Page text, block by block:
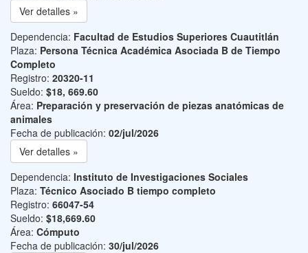
Ver detalles »
Dependencia: Facultad de Estudios Superiores Cuautitlán
Plaza: Persona Técnica Académica Asociada B de Tiempo
Completo
Registro: 20320-11
Sueldo: $18, 669.60
Área: Preparación y preservación de piezas anatómicas de
animales
Fecha de publicación: 02/jul/2026
Ver detalles »
Dependencia: Instituto de Investigaciones Sociales
Plaza: Técnico Asociado B tiempo completo
Registro: 66047-54
Sueldo: $18,669.60
Área: Cómputo
Fecha de publicación: 30/jul/2026